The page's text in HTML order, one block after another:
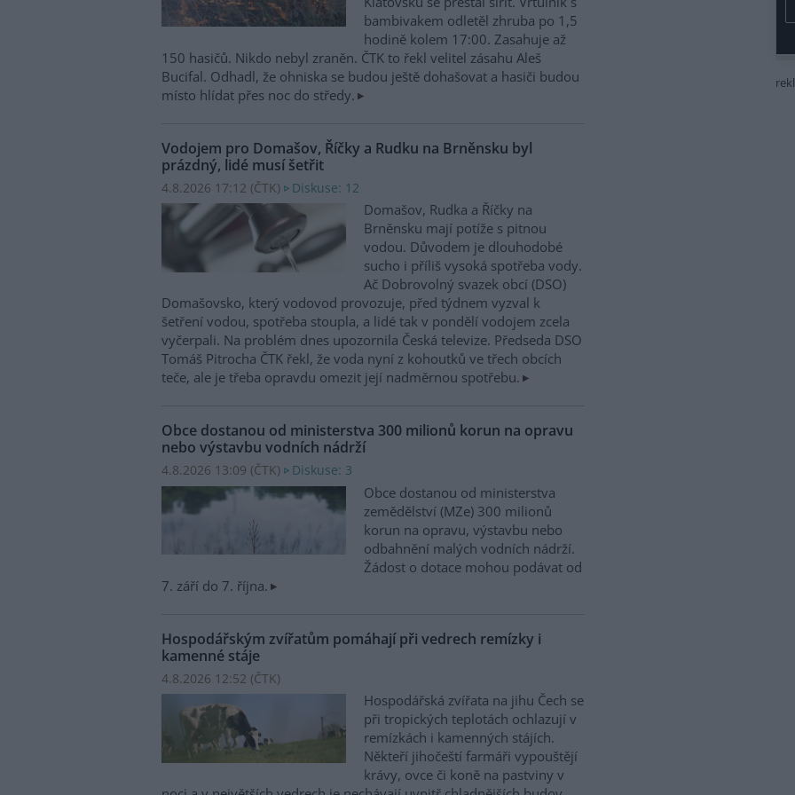
bambivakem odletěl zhruba po 1,5
hodině kolem 17:00. Zasahuje až
150 hasičů. Nikdo nebyl zraněn. ČTK to řekl velitel zásahu Aleš
Bucifal. Odhadl, že ohniska se budou ještě dohašovat a hasiči budou
místo hlídat přes noc do středy.
Vodojem pro Domašov, Říčky a Rudku na Brněnsku byl
prázdný, lidé musí šetřit
4.8.2026 17:12 (ČTK) Diskuse: 12
Domašov, Rudka a Říčky na
Brněnsku mají potíže s pitnou
vodou. Důvodem je dlouhodobé
sucho i příliš vysoká spotřeba vody.
Ač Dobrovolný svazek obcí (DSO)
Domašovsko, který vodovod provozuje, před týdnem vyzval k
šetření vodou, spotřeba stoupla, a lidé tak v pondělí vodojem zcela
vyčerpali. Na problém dnes upozornila Česká televize. Předseda DSO
Tomáš Pitrocha ČTK řekl, že voda nyní z kohoutků ve třech obcích
teče, ale je třeba opravdu omezit její nadměrnou spotřebu.
Obce dostanou od ministerstva 300 milionů korun na opravu
nebo výstavbu vodních nádrží
4.8.2026 13:09 (ČTK) Diskuse: 3
Obce dostanou od ministerstva
zemědělství (MZe) 300 milionů
korun na opravu, výstavbu nebo
odbahnění malých vodních nádrží.
Žádost o dotace mohou podávat od
7. září do 7. října.
Hospodářským zvířatům pomáhají při vedrech remízky i
kamenné stáje
4.8.2026 12:52 (ČTK)
Hospodářská zvířata na jihu Čech se
při tropických teplotách ochlazují v
remízkách i kamenných stájích.
Někteří jihočeští farmáři vypouštějí
krávy, ovce či koně na pastviny v